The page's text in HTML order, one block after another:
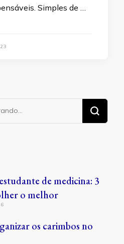
Simples de …
de medicina: 3
o melhor
os carimbos no